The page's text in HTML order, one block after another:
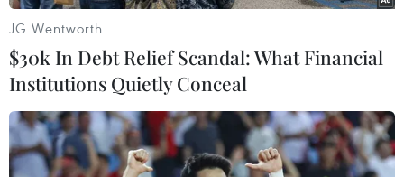
TIN LIÊN QUAN
JG Wentworth
$30k In Debt Relief Scandal: What Financial
Institutions Quietly Conceal